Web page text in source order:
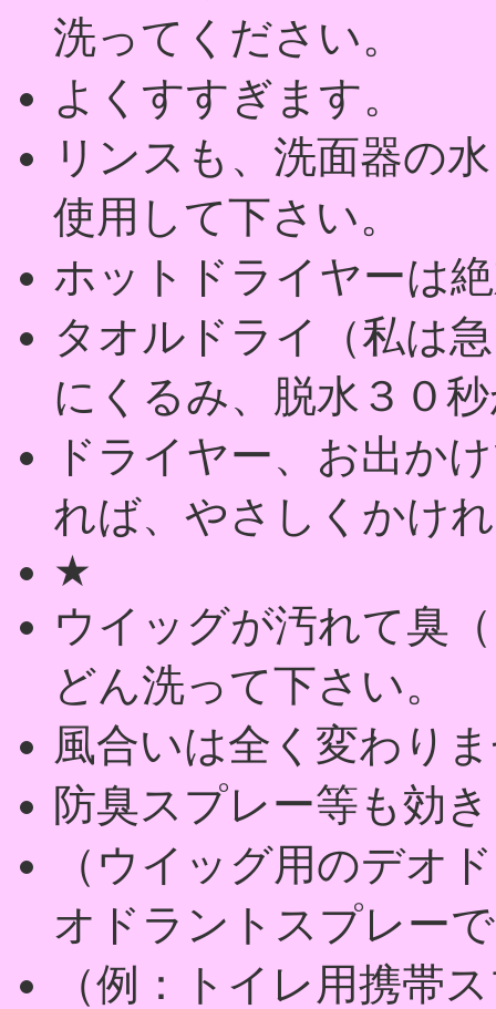
洗ってください。
よくすすぎます。
リンスも、洗面器の
使用して下さい。
ホットドライヤーは
タオルドライ（私は
にくるみ、脱水３０
ドライヤー、お出か
れば、やさしくかけ
★
ウイッグが汚れて臭
どん洗って下さい。
風合いは全く変わり
防臭スプレー等も効
（ウイッグ用のデオ
オドラントスプレー
（例：トイレ用携帯